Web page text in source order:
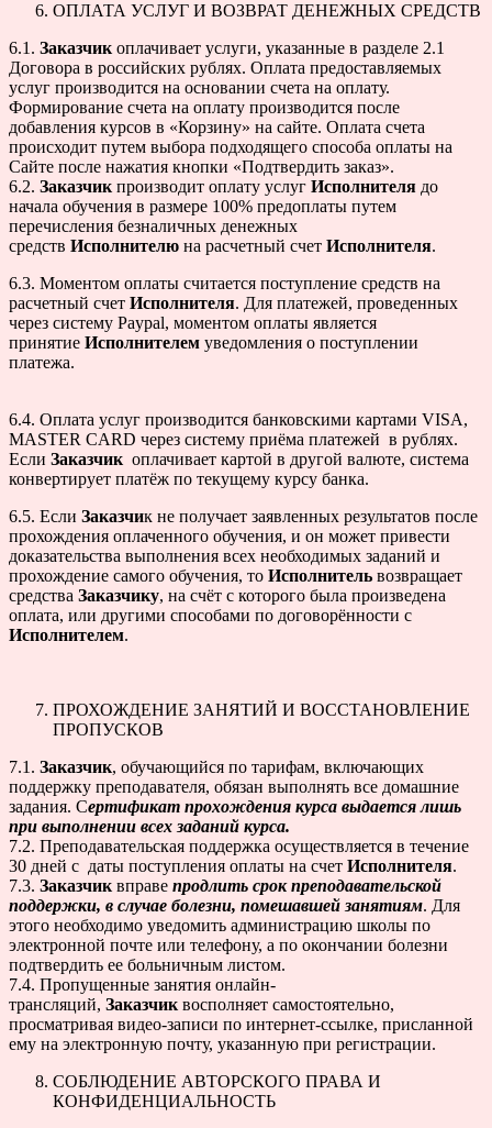
ОПЛАТА УСЛУГ И ВОЗВРАТ ДЕНЕЖНЫХ СРЕДСТВ
6.1. Заказчик оплачивает услуги, указанные в разделе 2.1
Договора в российских рублях. Оплата предоставляемых
услуг производится на основании счета на оплату.
Формирование счета на оплату производится после
добавления курсов в «Корзину» на сайте. Оплата счета
происходит путем выбора подходящего способа оплаты на
Сайте после нажатия кнопки «Подтвердить заказ».
6.2. Заказчик производит оплату услуг Исполнителя до
начала обучения в размере 100% предоплаты путем
перечисления безналичных денежных
средств Исполнителю на расчетный счет Исполнителя.
6.3. Моментом оплаты считается поступление средств на
расчетный счет Исполнителя. Для платежей, проведенных
через систему Paypal, моментом оплаты является
принятие Исполнителем уведомления о поступлении
платежа.
6.4. Оплата услуг производится банковскими картами VISA,
MASTER CARD через систему приёма платежей в рублях.
Если Заказчик оплачивает картой в другой валюте, система
конвертирует платёж по текущему курсу банка.
6.5. Если Заказчик не получает заявленных результатов после
прохождения оплаченного обучения, и он может привести
доказательства выполнения всех необходимых заданий и
прохождение самого обучения, то Исполнитель возвращает
средства Заказчику, на счёт с которого была произведена
оплата, или другими способами по договорённости с
Исполнителем.
ПРОХОЖДЕНИЕ ЗАНЯТИЙ И ВОССТАНОВЛЕНИЕ
ПРОПУСКОВ
7.1. Заказчик, обучающийся по тарифам, включающих
поддержку преподавателя, обязан выполнять все домашние
задания. Сертификат прохождения курса выдается лишь
при выполнении всех заданий курса.
7.2. Преподавательская поддержка осуществляется в течение
30 дней с даты поступления оплаты на счет Исполнителя.
7.3. Заказчик вправе продлить срок преподавательской
поддержки, в случае болезни, помешавшей занятиям. Для
этого необходимо уведомить администрацию школы по
электронной почте или телефону, а по окончании болезни
подтвердить ее больничным листом.
7.4. Пропущенные занятия онлайн-
трансляций, Заказчик восполняет самостоятельно,
просматривая видео-записи по интернет-ссылке, присланной
ему на электронную почту, указанную при регистрации.
СОБЛЮДЕНИЕ АВТОРСКОГО ПРАВА И
КОНФИДЕНЦИАЛЬНОСТЬ